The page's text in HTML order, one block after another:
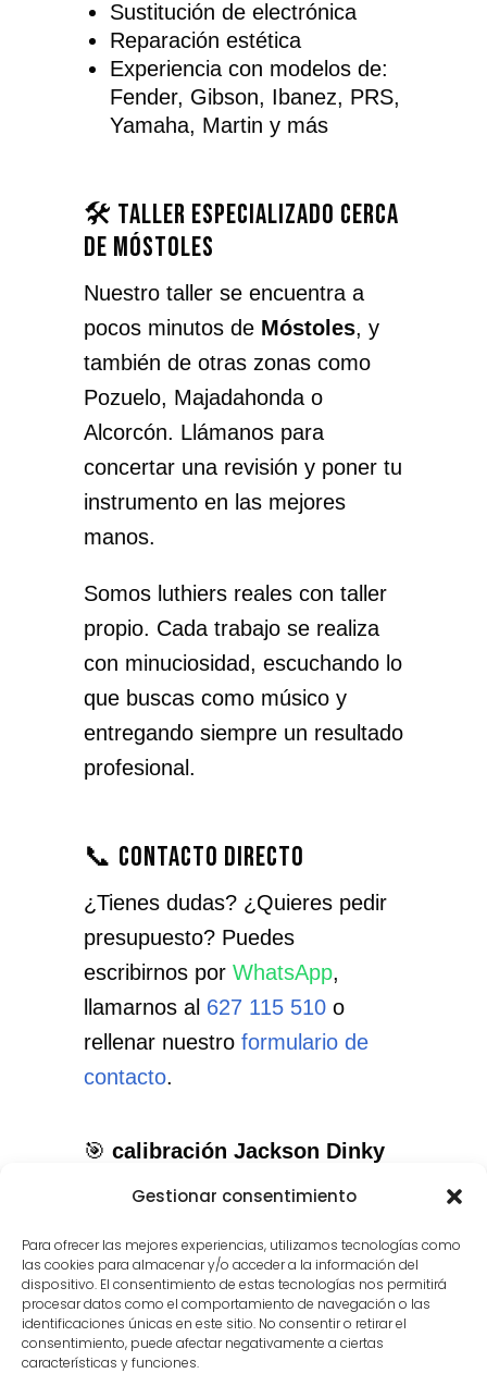
Gestionar consentimiento
Para ofrecer las mejores experiencias, utilizamos tecnologías como
las cookies para almacenar y/o acceder a la información del
dispositivo. El consentimiento de estas tecnologías nos permitirá
procesar datos como el comportamiento de navegación o las
identificaciones únicas en este sitio. No consentir o retirar el
consentimiento, puede afectar negativamente a ciertas
características y funciones.
Sustitución de electrónica
Reparación estética
Experiencia con modelos de:
Fender, Gibson, Ibanez, PRS,
Yamaha, Martin y más
🛠️ Taller especializado cerca
de Móstoles
Nuestro taller se encuentra a
pocos minutos de Móstoles, y
también de otras zonas como
Pozuelo, Majadahonda o
Alcorcón. Llámanos para
concertar una revisión y poner tu
instrumento en las mejores
manos.
Somos luthiers reales con taller
propio. Cada trabajo se realiza
con minuciosidad, escuchando lo
que buscas como músico y
entregando siempre un resultado
profesional.
📞 Contacto directo
¿Tienes dudas? ¿Quieres pedir
presupuesto? Puedes
escribirnos por WhatsApp,
llamarnos al 627 115 510o
rellenar nuestro formulario de
contacto.
🎯 calibración Jackson Dinky
en Móstoles
: el servicio que
merece tu instrumento.